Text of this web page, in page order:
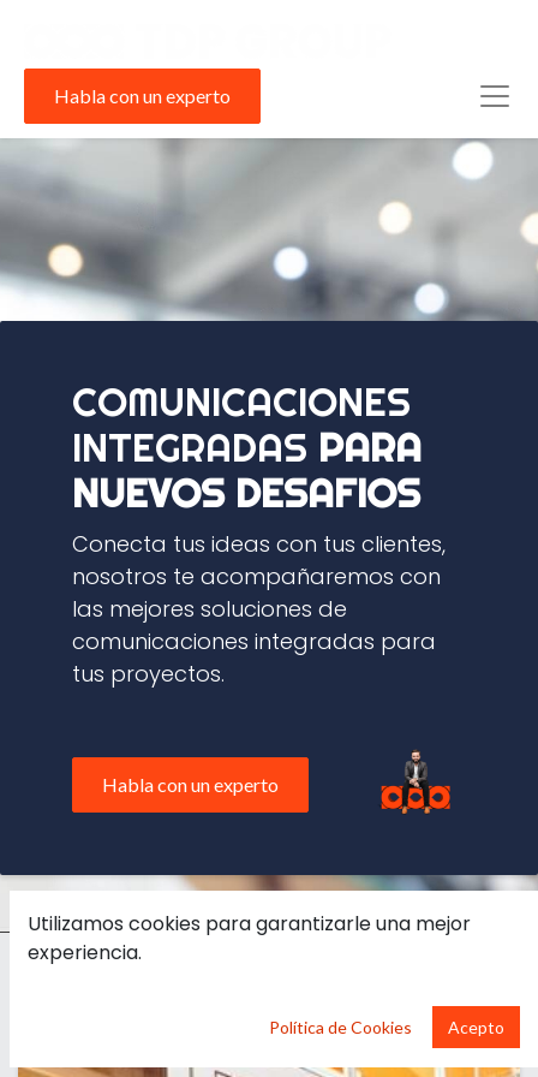
Habla con un experto
COMUNICACIONES
INTEGRADAS PARA
NUEVOS DESAFIOS
Conecta tus ideas con tus clientes,
nosotros te acompañaremos con
las mejores soluciones de
comunicaciones integradas para
tus proyectos.
Habla con un experto
Utilizamos cookies para garantizarle una mejor
experiencia.
Política de Cookies Acepto